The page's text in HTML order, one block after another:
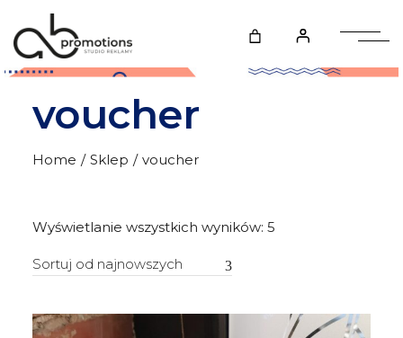
the
content
voucher
Home Sklep voucher
Wyświetlanie wszystkich wyników: 5Posortowane
według
Sortuj od najnowszych